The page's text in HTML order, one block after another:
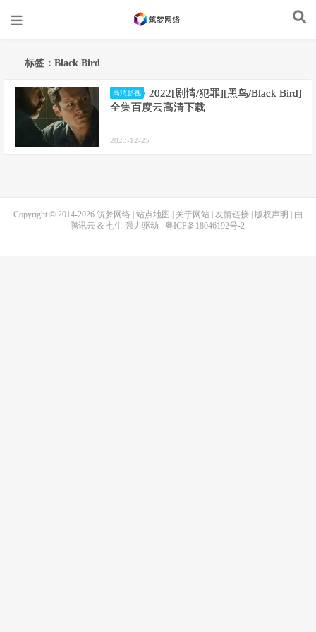
标签：Black Bird
高清影视
2022[剧情/犯罪][黑鸟/Black Bird]
全集百度云高清下载
2023-12-25
Copyright © 2014-2026 筑梦网络 站点地图 关于网站 友情链接 版权声明
| 由
腾讯云 & 七牛强力驱动 粤ICP备18046192号-2